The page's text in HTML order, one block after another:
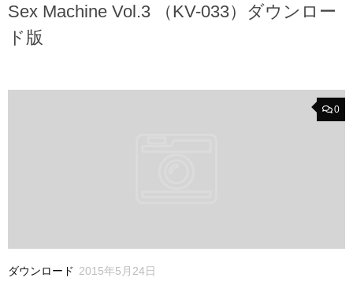
Sex Machine Vol.3 （KV-033）ダウンロー
ド版
0
ダウンロード 2015年5月24日